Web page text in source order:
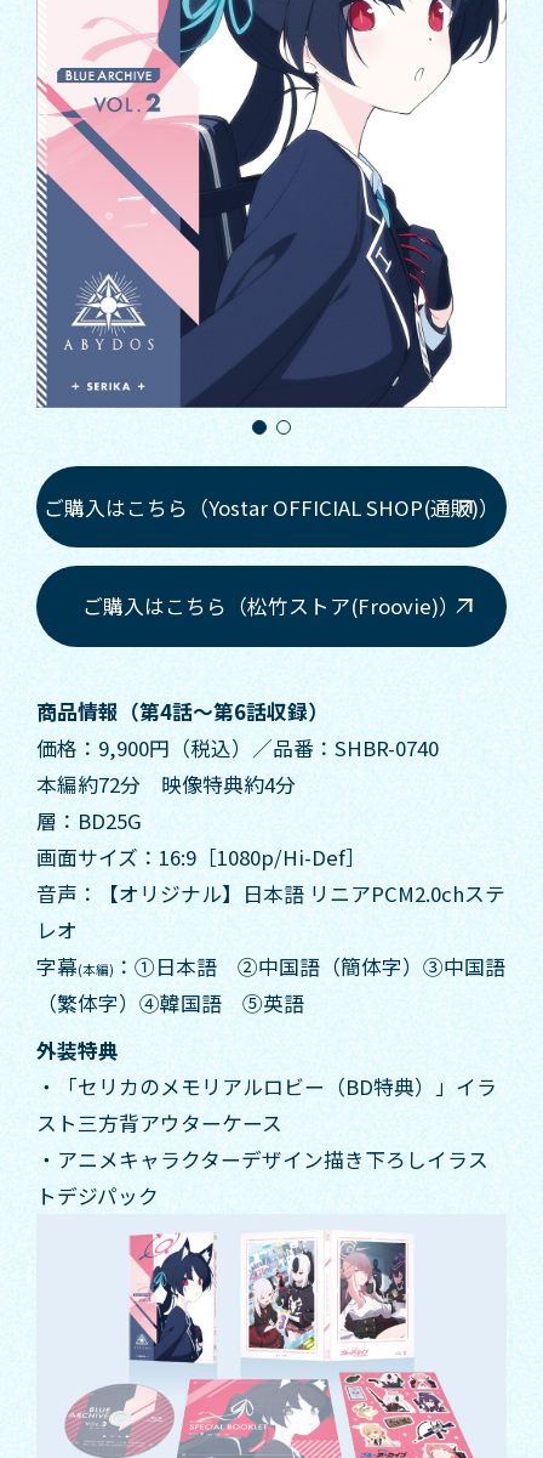
ご購入はこちら（Yostar OFFICIAL SHOP(通販)）
ご購入はこちら（松竹ストア(Froovie)）
商品情報（第4話～第6話収録）
価格：9,900円（税込）／品番：SHBR-0740
本編約72分 映像特典約4分
層：BD25G
画面サイズ：16:9［1080p/Hi-Def］
音声：【オリジナル】日本語 リニアPCM2.0chステ
レオ
字幕(本編)：①日本語 ②中国語（簡体字）③中国語
（繁体字）④韓国語 ⑤英語
外装特典
・「セリカのメモリアルロビー（BD特典）」イラ
スト三方背アウターケース
・アニメキャラクターデザイン描き下ろしイラス
トデジパック